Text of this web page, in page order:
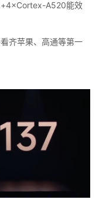
A520能效
齐苹果、高通等第一